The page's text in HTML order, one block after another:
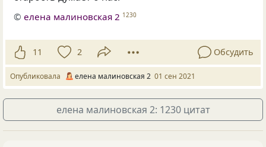
©елена малиновская 2 1230
11 2 Обсудить
Опубликовала елена малиновская 2 01 сен 2021
елена малиновская 2: 1230 цитат